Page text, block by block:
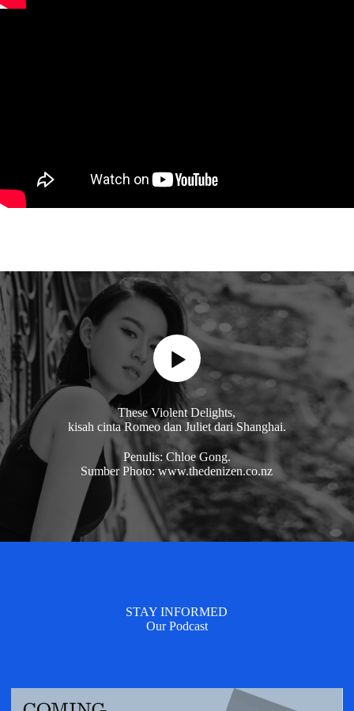
These Violent Delights,
kisah cinta Romeo dan Juliet dari Shanghai.
Penulis: Chloe Gong.
Sumber Photo: www.thedenizen.co.nz
STAY INFORMED
Our Podcast